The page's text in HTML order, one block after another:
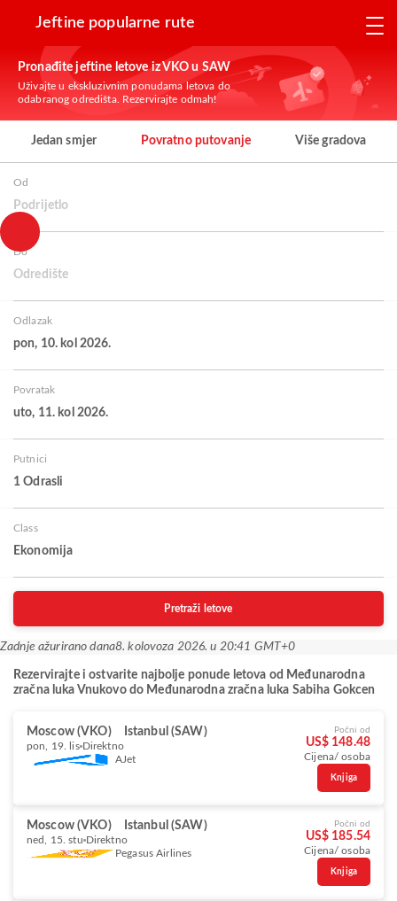
Jeftine popularne rute
Pronađite jeftine letove iz VKO u SAW
Uživajte u ekskluzivnim ponudama letova do
odabranog odredišta. Rezervirajte odmah!
Jedan smjer Povratno putovanje Više gradova
Od
Podrijetlo
Do
Odredište
Odlazak
pon, 10. kol 2026.
Povratak
uto, 11. kol 2026.
Putnici
1 Odrasli
Class
Ekonomija
Pretraži letove
Zadnje ažurirano dana8. kolovoza 2026. u 20:41 GMT+0
Rezervirajte i ostvarite najbolje ponude letova od Međunarodna
zračna luka Vnukovo do Međunarodna zračna luka Sabiha Gokcen
Moscow (VKO) Istanbul (SAW)
pon, 19. lis Direktno
AJet
Počni od
US$ 148.48
Cijena/ osoba
Knjiga
Moscow (VKO) Istanbul (SAW)
ned, 15. stu Direktno
Pegasus Airlines
Počni od
US$ 185.54
Cijena/ osoba
Knjiga